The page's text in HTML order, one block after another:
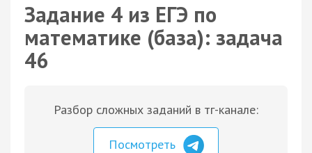
Задание 4 из ЕГЭ по
математике (база): задача
46
Разбор сложных заданий в тг-канале:
Посмотреть